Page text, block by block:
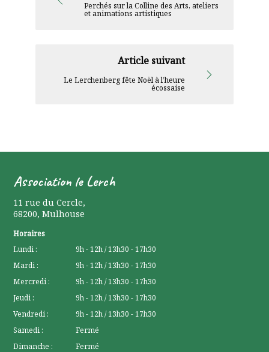
Perchés sur la Colline des Arts, ateliers
et animations artistiques
Article suivant
Le Lerchenberg fête Noël à l’heure
écossaise
Association le Lerch
11 rue du Cercle,
68200, Mulhouse
Horaires
Lundi :
9h - 12h / 13h30 - 17h30
Mardi :
9h - 12h / 13h30 - 17h30
Mercredi :
9h - 12h / 13h30 - 17h30
Jeudi :
9h - 12h / 13h30 - 17h30
Vendredi :
9h - 12h / 13h30 - 17h30
Samedi :
Fermé
Dimanche :
Fermé